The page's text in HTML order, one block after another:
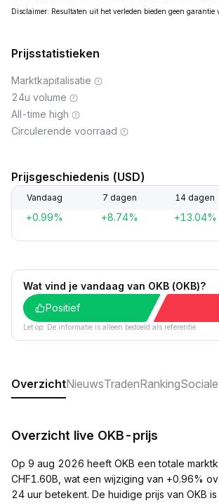
Disclaimer: Resultaten uit het verleden bieden geen garantie
Prijsstatistieken
Marktkapitalisatie
24u volume
All-time high
Circulerende voorraad
Prijsgeschiedenis (USD)
Vandaag 7 dagen 14 dagen
+0.99% +8.74% +13.04%
Wat vind je vandaag van OKB (OKB)?
Positief
Let op: De informatie is alleen bedoeld als referentie.
OverzichtNieuwsTradenRanking
Overzicht live OKB-prijs
Op 9 aug 2026 heeft OKB een totale
CHF1.60B, wat een wijziging van +0.96%
24 uur betekent. De huidige prijs van OKB